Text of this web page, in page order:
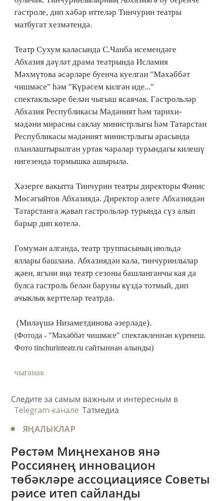
гастроле, дип хәбәр иттеләр Тинчурин театры
матбугат хезмәтендә.
Театр Сухум каласында С.Чанба исемендәге
Абхазия дәүләт драма театрында Исламия
Мәхмүтова әсәрләре буенча куелган "Мәхәббәт
чишмәсе" һәм "Күрәсем килгән иде..."
спектакльләре белән чыгыш ясаячак. Гастрольләр
Абхазия Республикасы Мәдәният һәм тарихи-
мәдәни мирасны саклау министрлыгы һәм Татарстан
Республикасы мәдәният министрлыгы арасында
планлаштырылган уртак чаралар турындагы килешү
нигезендә тормышка ашырыла.
Хәзерге вакытта Тинчурин театры директоры Фәнис
Мөсәгыйтов Абхазиядә. Директор әлеге Абхазиядән
Татарстанга җавап гастрольләр турында сүз алып
барыр дип көтелә.
Гомумән алганда, театр труппасының июльдә
яллары башлана. Абхазиядән кала, тинчуринлылар
җәен, ягъни яңа театр сезоны башланганчы кая да
булса гастроль белән баруны күздә тотмый, дип
ачыклык керттеләр театрда.
(Миләүшә Низаметдинова әзерләде).
(Фотода - "Мәхәббәт чишмәсе" спектакленнән күренеш.
Фото tinchurinteatr.ru сайтыннан алынды)
чыганак
Следите за самым важным и интересным в
Telegram-канале Татмедиа
ЯҢАЛЫКЛАР
Рөстәм Миңнеханов янә
Россиянең инновацион
төбәкләре ассоциациясе Советы
рәисе итеп сайланды